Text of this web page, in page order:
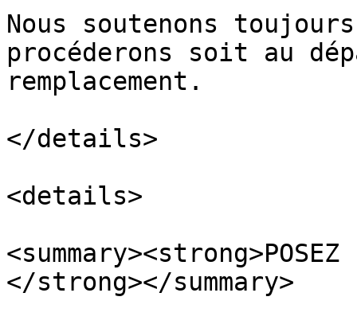
Nous soutenons
procéderons soit au
remplacement.
</details>
<details>
</strong></summary>